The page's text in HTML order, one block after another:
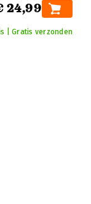
24,99
| Gratis verzonden